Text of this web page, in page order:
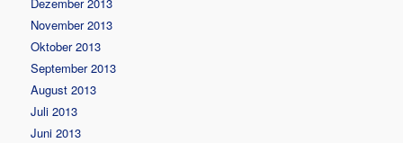
November 2013
Oktober 2013
September 2013
August 2013
Juli 2013
Juni 2013